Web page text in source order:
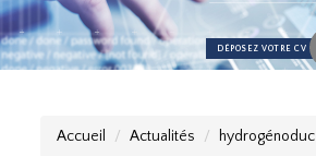
DÉPOSEZ VOTRE CV
Accueil Actualités hydrogénoduc